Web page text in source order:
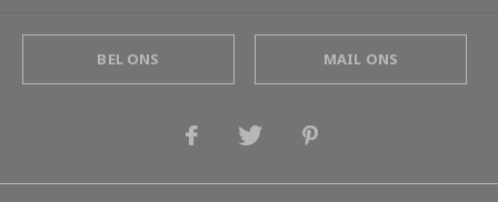
BEL ONS MAIL ONS